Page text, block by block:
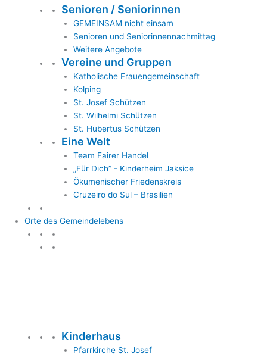
Senioren / Seniorinnen
GEMEINSAM nicht einsam
Senioren und Seniorinnennachmittag
Weitere Angebote
Vereine und Gruppen
Katholische Frauengemeinschaft
Kolping
St. Josef Schützen
St. Wilhelmi Schützen
St. Hubertus Schützen
Eine Welt
Team Fairer Handel
„Für Dich” - Kinderheim Jaksice
Ökumenischer Friedenskreis
Cruzeiro do Sul – Brasilien
Orte des Gemeindelebens
Kinderhaus
Pfarrkirche St. Josef